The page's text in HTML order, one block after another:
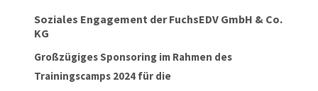
Soziales Engagement der FuchsEDV GmbH & Co.
KG
Großzügiges Sponsoring im Rahmen des
Trainingscamps 2024 für die